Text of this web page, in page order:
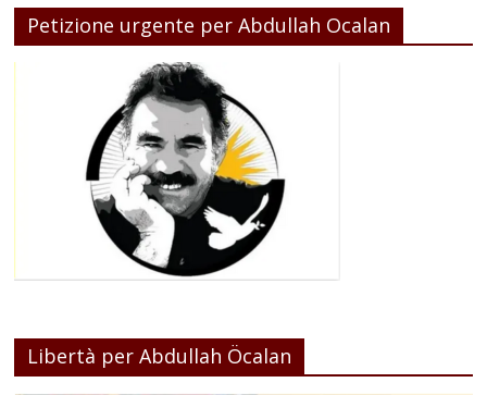
Petizione urgente per Abdullah Ocalan
Libertà per Abdullah Öcalan